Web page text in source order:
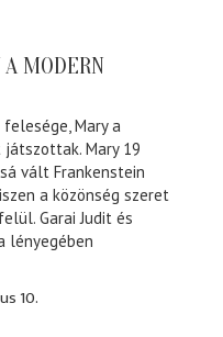
A MODERN
felesége, Mary a
Mary 19
vált Frankenstein
a közönség szeret
Garai Judit és
lényegében
10.